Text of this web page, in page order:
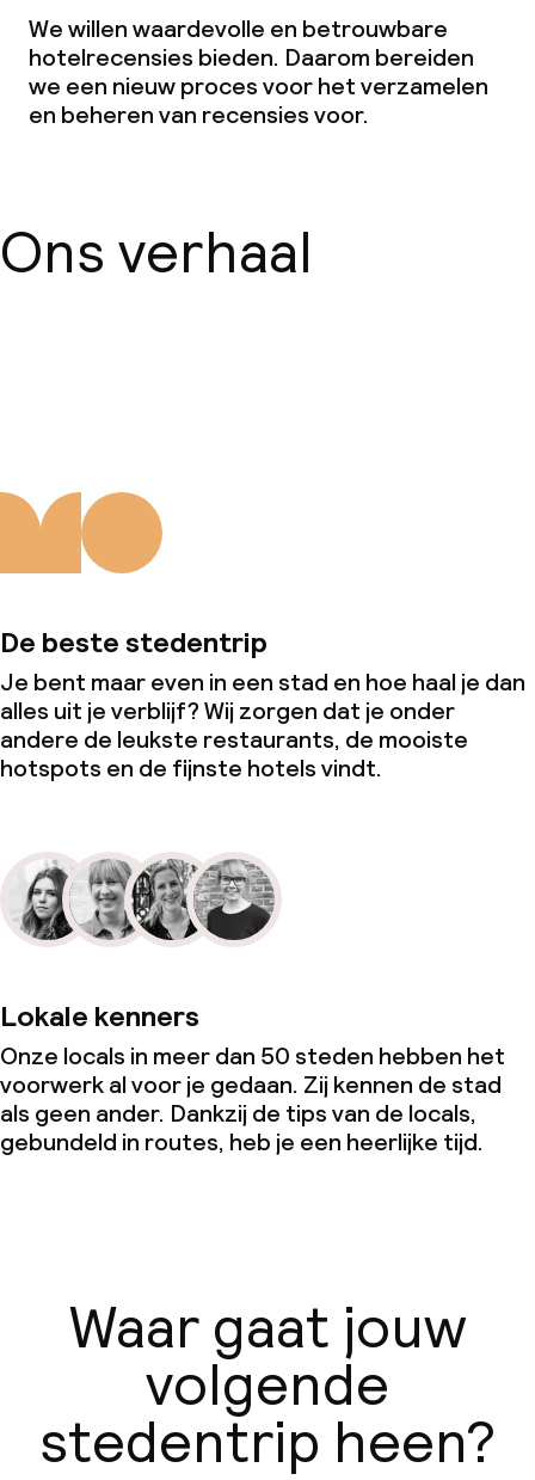
We willen waardevolle en betrouwbare
hotelrecensies bieden. Daarom bereiden
we een nieuw proces voor het verzamelen
en beheren van recensies voor.
Ons verhaal
De beste stedentrip
Je bent maar even in een stad en hoe haal je dan
alles uit je verblijf? Wij zorgen dat je onder
andere de leukste restaurants, de mooiste
hotspots en de fijnste hotels vindt.
Lokale kenners
Onze locals in meer dan 50 steden hebben het
voorwerk al voor je gedaan. Zij kennen de stad
als geen ander. Dankzij de tips van de locals,
gebundeld in routes, heb je een heerlijke tijd.
Waar gaat jouw
volgende
stedentrip heen?